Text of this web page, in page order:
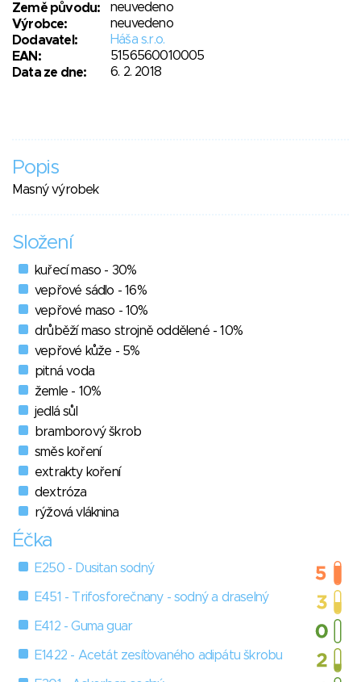
Země původu:
neuvedeno
Výrobce:
neuvedeno
Dodavatel:
Háša s.r.o.
EAN:
5156560010005
Data ze dne:
6. 2. 2018
Popis
Masný výrobek
Složení
kuřecí maso - 30%
vepřové sádlo - 16%
vepřové maso - 10%
drůběží maso strojně oddělené - 10%
vepřové kůže - 5%
pitná voda
žemle - 10%
jedlá sůl
bramborový škrob
směs koření
extrakty koření
dextróza
rýžová vláknina
Éčka
E250 - Dusitan sodný
E451 - Trifosforečnany - sodný a draselný
E412 - Guma guar
E1422 - Acetát zesíťovaného adipátu škrobu